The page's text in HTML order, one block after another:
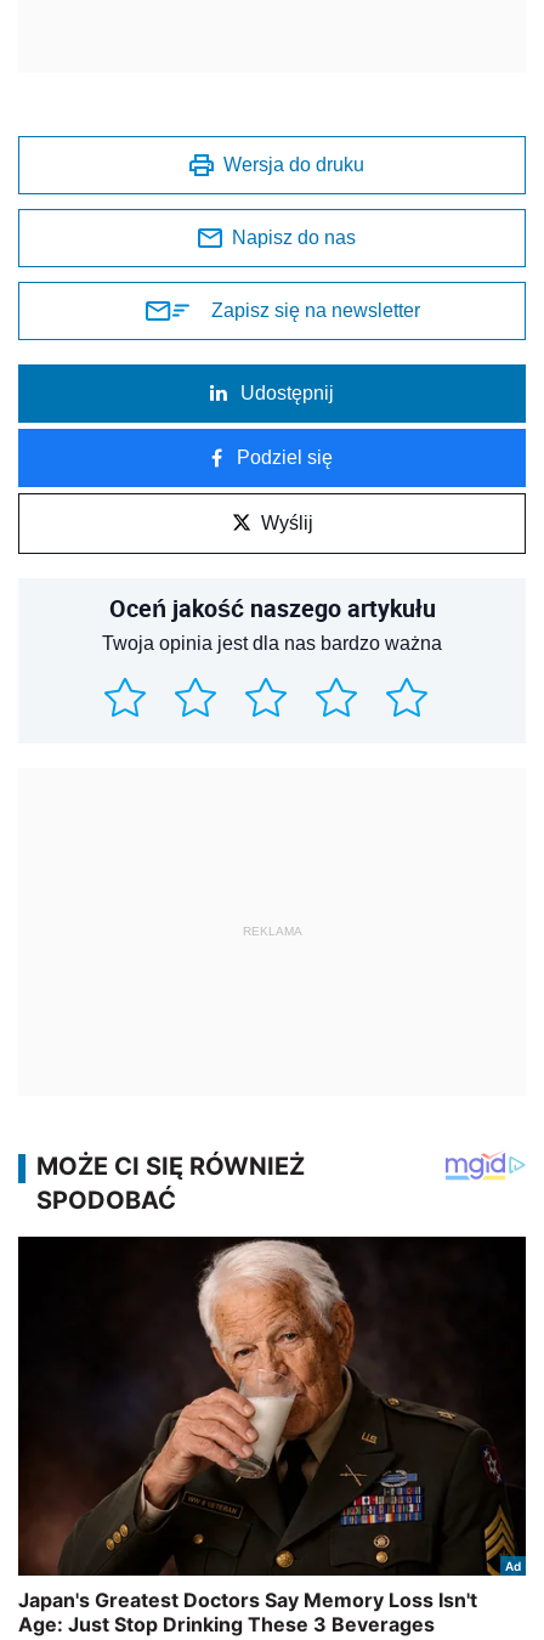
Wersja do druku
Napisz do nas
Zapisz się na newsletter
Udostępnij
Podziel się
Wyślij
Oceń jakość naszego artykułu
Twoja opinia jest dla nas bardzo ważna
REKLAMA